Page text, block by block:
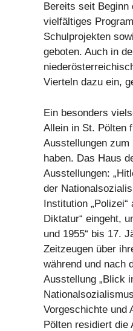
Bereits seit
vielfältiges
Schulprojekten
geboten. Auch in
Vierteln dazu ein,
Ein besonders
Allein in St. Pölten
Ausstellungen
haben. Das Haus
Ausstellungen:
der
Institution
Diktatur“ eingeht,
und 1955“ bis 17.
Zeitzeugen über
während und nach
Ausstellung „Blick
Vorgeschichte und
Pölten residiert die